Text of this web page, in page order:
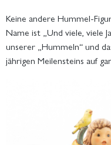
Keine andere Hummel-
Name ist „Und viele, viele
unserer „Hummeln“ und
jährigen Meilensteins auf